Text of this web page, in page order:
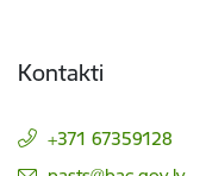
Kontakti
+371 67359128